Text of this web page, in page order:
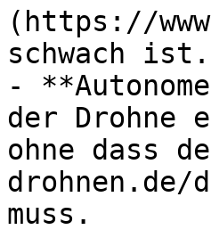
(https://
schwach ist.
-
der Drohne
ohne dass
muss.